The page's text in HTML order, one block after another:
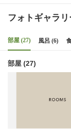
フォトギャラリ
部屋 (27) 風呂 (6)
部屋 (27)